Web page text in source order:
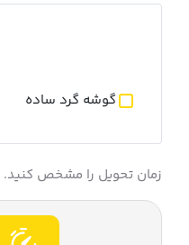
گوشه گرد ساده
زمان تحویل را مشخص کنید.